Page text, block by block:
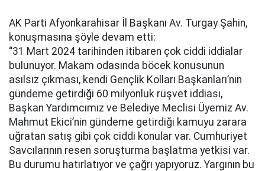
AK Parti Afyonkarahisar İl Başkanı Av. Turgay Şahin,
konuşmasına şöyle devam etti:
“31 Mart 2024 tarihinden itibaren çok ciddi iddialar
bulunuyor. Makam odasında böcek konusunun
asılsız çıkması, kendi Gençlik Kolları Başkanları’nın
gündeme getirdiği 60 milyonluk rüşvet iddiası,
Başkan Yardımcımız ve Belediye Meclisi Üyemiz Av.
Mahmut Ekici’nin gündeme getirdiği kamuyu zarara
uğratan satış gibi çok ciddi konular var. Cumhuriyet
Savcılarının resen soruşturma başlatma yetkisi var.
Bu durumu hatırlatıyor ve çağrı yapıyoruz. Yargının bu